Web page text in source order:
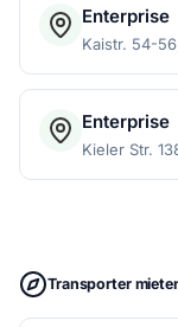
Enterprise
Kaistr. 54-
Enterprise
Kieler Str.
Transporter